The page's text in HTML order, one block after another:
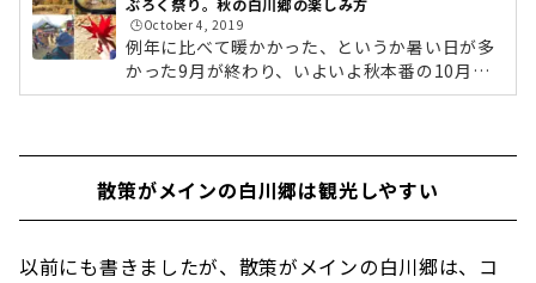
ぶろく祭り。秋の白川郷の楽しみ方
🕒️October 4, 2019
例年に比べて暖かかった、というか暑い日が多
かった9月が終わり、いよいよ秋本番の10月に
なりました。今回はそんな白川郷の秋の楽しみ
ジに染まった紅葉で彩られ、うつくしい風景を
愛でることができます。白川郷には紅葉の木々
点在している形となっているので、集落内を散
散策がメインの白川郷は観光しやすい
以前にも書きましたが、散策がメインの白川郷は、コ